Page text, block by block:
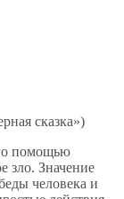
сказка»)
помощью
зло. Значение
человека и